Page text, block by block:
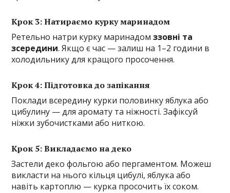
Крок 3: Натираємо курку маринадом
Ретельно натри курку маринадомззовні та
зсередини. Якщо є час — залиш на 1–2 години в
холодильнику для кращого просочення.
Крок 4: Підготовка до запікання
Поклади всередину курки половинку яблука або
цибулину — для аромату та ніжності. Зафіксуй
ніжки зубочистками або ниткою.
Крок 5: Викладаємо на деко
Застели деко фольгою або пергаментом. Можеш
викласти на нього кільця цибулі, яблука або
навіть картоплю — курка просочить їх соком.